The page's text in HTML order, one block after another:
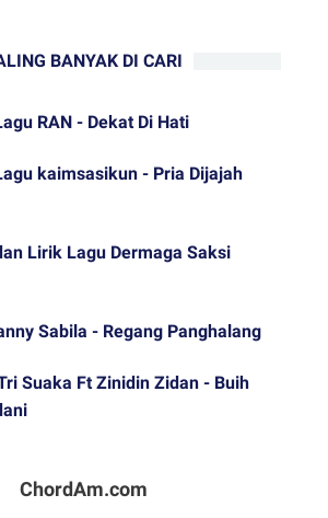
BANYAK DI CARI
RAN - Dekat Di Hati
kaimsasikun - Pria Dijajah
Lirik Lagu Dermaga Saksi
Sabila - Regang Panghalang
Suaka Ft Zinidin Zidan - Buih
ChordAm.com